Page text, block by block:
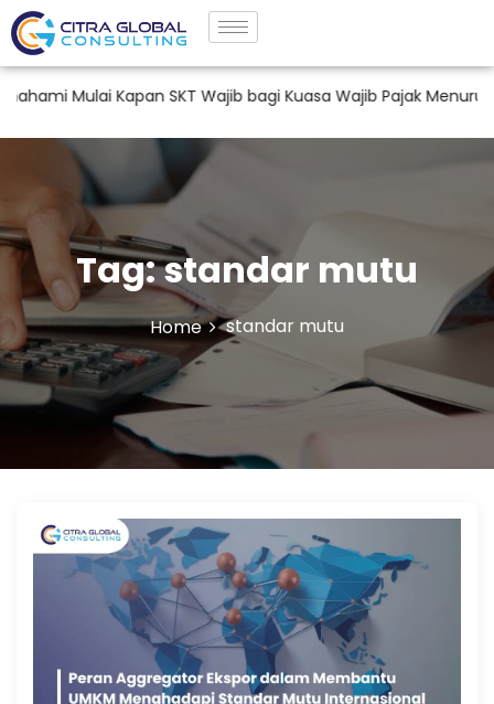
Mulai Kapan SKT Wajib bagi Kuasa Wajib Pajak Menurut
Tag:standar mutu
Home standar mutu